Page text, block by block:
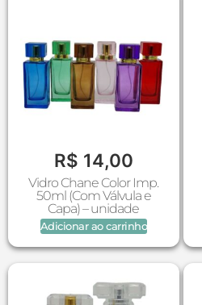
R$ 14,00
Vidro Chane Color Imp.
50ml (Com Válvula e
Capa) – unidade
Adicionar ao carrinho